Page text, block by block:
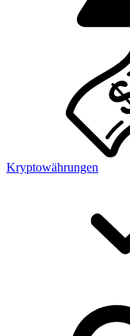
Kryptowährungen